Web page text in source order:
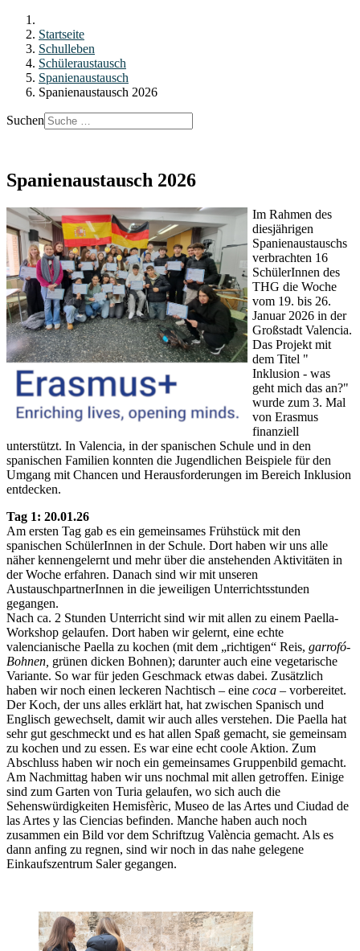
Startseite
Schulleben
Schüleraustausch
Spanienaustausch
Spanienaustausch 2026
Suchen
Spanienaustausch 2026
Im Rahmen des
diesjährigen
Spanienaustauschs
verbrachten 16
SchülerInnen des
THG die Woche
vom 19. bis 26.
Januar 2026 in der
Großstadt Valencia.
Das Projekt mit
dem Titel "
Inklusion - was
geht mich das an?"
wurde zum 3. Mal
von Erasmus
finanziell
unterstützt. In Valencia, in der spanischen Schule und in den
spanischen Familien konnten die Jugendlichen Beispiele für den
Umgang mit Chancen und Herausforderungen im Bereich Inklusion
entdecken.
Tag 1: 20.01.26
Am ersten Tag gab es ein gemeinsames Frühstück mit den
spanischen SchülerInnen in der Schule. Dort haben wir uns alle
näher kennengelernt und mehr über die anstehenden Aktivitäten in
der Woche erfahren. Danach sind wir mit unseren
AustauschpartnerInnen in die jeweiligen Unterrichtsstunden
gegangen.
Nach ca. 2 Stunden Unterricht sind wir mit allen zu einem Paella-
Workshop gelaufen. Dort haben wir gelernt, eine echte
valencianische Paella zu kochen (mit dem „richtigen“ Reis, garrofó-
Bohnen, grünen dicken Bohnen); darunter auch eine vegetarische
Variante. So war für jeden Geschmack etwas dabei. Zusätzlich
haben wir noch einen leckeren Nachtisch – eine coca – vorbereitet.
Der Koch, der uns alles erklärt hat, hat zwischen Spanisch und
Englisch gewechselt, damit wir auch alles verstehen. Die Paella hat
sehr gut geschmeckt und es hat allen Spaß gemacht, sie gemeinsam
zu kochen und zu essen. Es war eine echt coole Aktion. Zum
Abschluss haben wir noch ein gemeinsames Gruppenbild gemacht.
Am Nachmittag haben wir uns nochmal mit allen getroffen. Einige
sind zum Garten von Turia gelaufen, wo sich auch die
Sehenswürdigkeiten Hemisfèric, Museo de las Artes und Ciudad de
las Artes y las Ciencias befinden. Manche haben auch noch
zusammen ein Bild vor dem Schriftzug València gemacht. Als es
dann anfing zu regnen, sind wir noch in das nahe gelegene
Einkaufszentrum Saler gegangen.